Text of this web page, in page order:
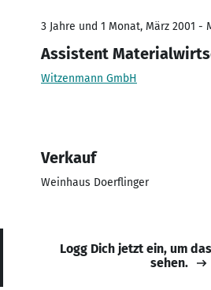
3 Jahre und 1 Monat, März 2001 -
Assistent
Witzenmann GmbH
Verkauf
Weinhaus Doerflinger
Logg Dich jetzt ein, um
sehen.